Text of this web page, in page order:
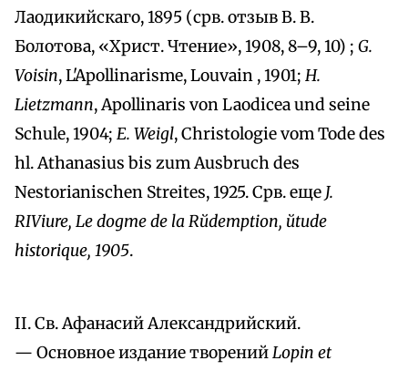
Лаодикийскаго, 1895 (срв. отзыв В. В.
Болотова, «Христ. Чтение», 1908, 8–9, 10) ; G.
Voisin, L'Apollinarisme, Louvain , 1901; H.
Lietzmann, Apollinaris von Laodicea und seine
Schule, 1904; E. Weigl, Christologie vom Tode des
hl. Athanasius bis zum Ausbruch des
Nestorianischen Streites, 1925. Срв. еще J.
RIViиre, Le dogme de la Rйdemption, йtude
historique, 1905.
II. Св. Афанасий Александрийский.
— Основное издание творенийLopin et